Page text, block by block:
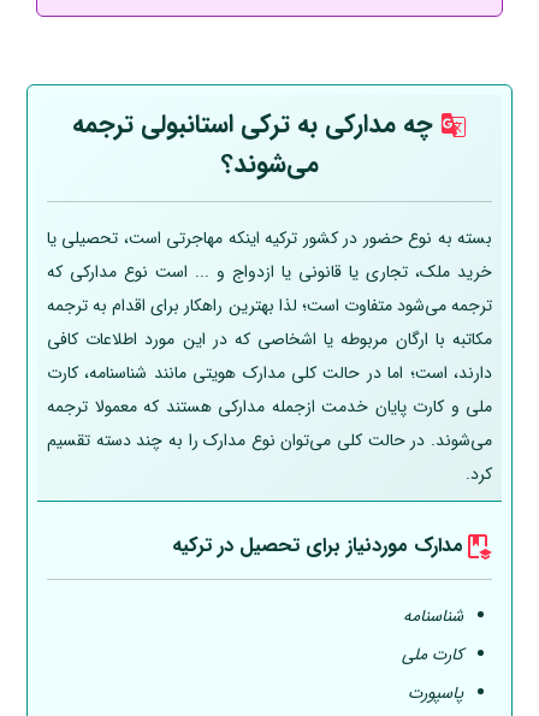
چه مدارکی به ترکی استانبولی ترجمه
می‌شوند؟
بسته به نوع حضور در کشور ترکیه اینکه مهاجرتی است، تحصیلی یا
خرید ملک، تجاری یا قانونی یا ازدواج و ... است نوع مدارکی که
ترجمه می‌شود متفاوت است؛ لذا بهترین راهکار برای اقدام به ترجمه
مکاتبه با ارگان مربوطه یا اشخاصی که در این مورد اطلاعات کافی
دارند، است؛ اما در حالت کلی مدارک هویتی مانند شناسنامه، کارت
ملی و کارت پایان خدمت ازجمله مدارکی هستند که معمولا ترجمه
می‌شوند. در حالت کلی می‌توان نوع مدارک را به چند دسته تقسیم
کرد.
مدارک موردنیاز برای تحصیل در ترکیه
شناسنامه
کارت ملی
پاسپورت